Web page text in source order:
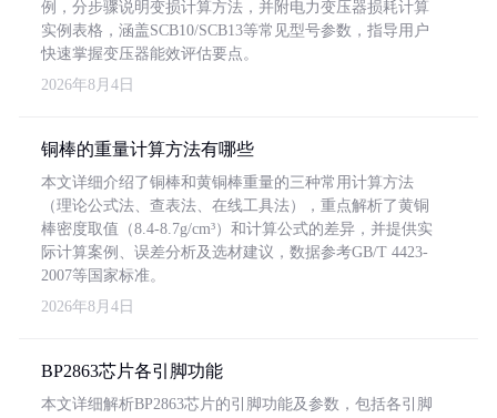
例，分步骤说明变损计算方法，并附电力变压器损耗计算
实例表格，涵盖SCB10/SCB13等常见型号参数，指导用户
快速掌握变压器能效评估要点。
2026年8月4日
铜棒的重量计算方法有哪些
本文详细介绍了铜棒和黄铜棒重量的三种常用计算方法
（理论公式法、查表法、在线工具法），重点解析了黄铜
棒密度取值（8.4-8.7g/cm³）和计算公式的差异，并提供实
际计算案例、误差分析及选材建议，数据参考GB/T 4423-
2007等国家标准。
2026年8月4日
BP2863芯片各引脚功能
本文详细解析BP2863芯片的引脚功能及参数，包括各引脚